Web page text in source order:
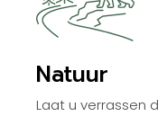
Natuur
Laat u verrassen